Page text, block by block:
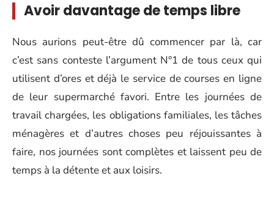
Avoir davantage de temps libre
Nous aurions peut-être dû commencer par là, car
c’est sans conteste l’argument N°1 de tous ceux qui
utilisent d’ores et déjà le service de courses en ligne
de leur supermarché favori. Entre les journées de
travail chargées, les obligations familiales, les tâches
ménagères et d’autres choses peu réjouissantes à
faire, nos journées sont complètes et laissent peu de
temps à la détente et aux loisirs.